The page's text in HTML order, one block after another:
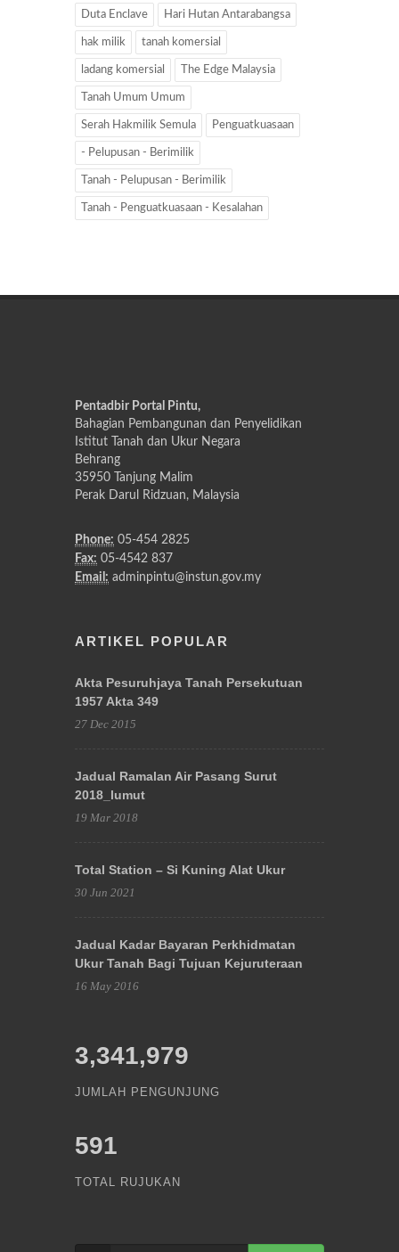
Duta Enclave Hari Hutan Antarabangsa
hak milik tanah komersial
ladang komersial The Edge Malaysia
Tanah Umum Umum
Serah Hakmilik Semula Penguatkuasaan
- Pelupusan - Berimilik
Tanah - Pelupusan - Berimilik
Tanah - Penguatkuasaan - Kesalahan
Pentadbir Portal Pintu,
Bahagian Pembangunan dan Penyelidikan
Istitut Tanah dan Ukur Negara
Behrang
35950 Tanjung Malim
Perak Darul Ridzuan, Malaysia
Phone: 05-454 2825
Fax: 05-4542 837
Email: adminpintu@instun.gov.my
ARTIKEL POPULAR
Akta Pesuruhjaya Tanah Persekutuan
1957 Akta 349
27 Dec 2015
Jadual Ramalan Air Pasang Surut
2018_lumut
19 Mar 2018
Total Station – Si Kuning Alat Ukur
30 Jun 2021
Jadual Kadar Bayaran Perkhidmatan
Ukur Tanah Bagi Tujuan Kejuruteraan
16 May 2016
3,341,979
JUMLAH PENGUNJUNG
591
TOTAL RUJUKAN